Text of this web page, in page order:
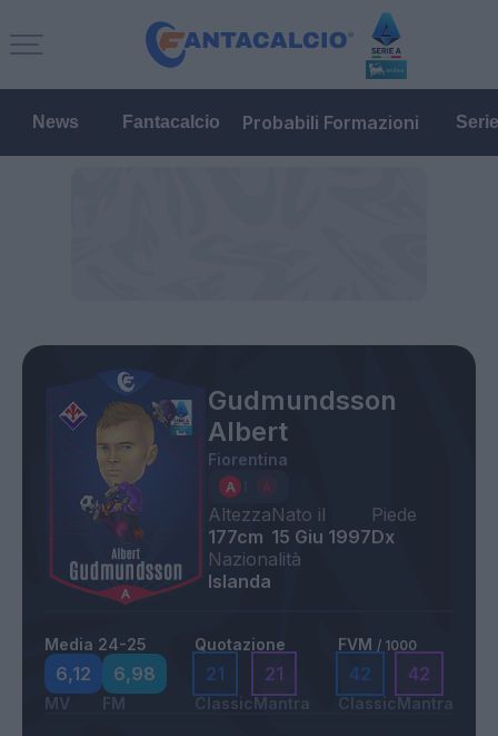
News Fantacalcio Probabili Formazioni
Gudmundsson
Albert
Fiorentina
Altezza
177cm
Nato il
15 Giu 1997
Piede
Dx
Nazionalità
Islanda
Media 24-25
6,12
MV
6,98
FM
Quotazione
21
Classic
21
Mantra
FVM / 1000
42
Classic
42
Mantra